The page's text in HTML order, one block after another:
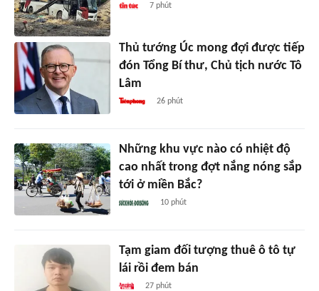
7 phút
Thủ tướng Úc mong đợi được tiếp
đón Tổng Bí thư, Chủ tịch nước Tô
Lâm
26 phút
Những khu vực nào có nhiệt độ
cao nhất trong đợt nắng nóng sắp
tới ở miền Bắc?
10 phút
Tạm giam đối tượng thuê ô tô tự
lái rồi đem bán
27 phút